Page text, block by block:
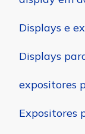
Displays e
Displays
expositores
Expositores